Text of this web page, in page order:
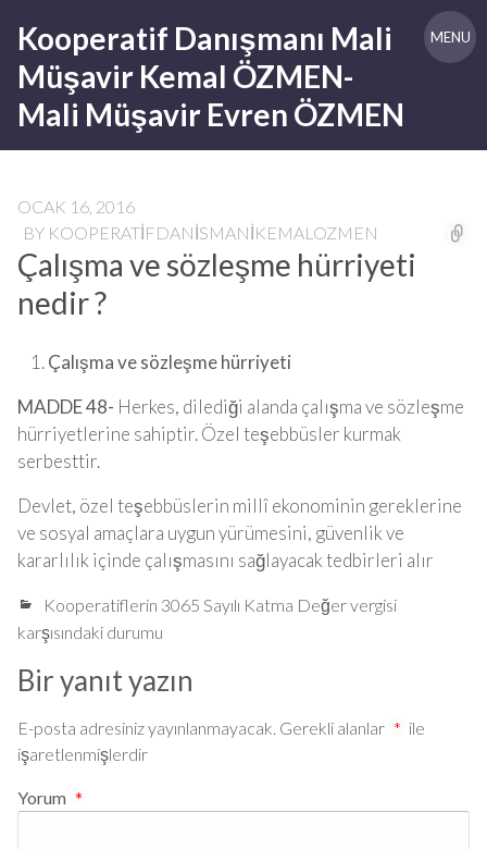
content
Kooperatif Danışmanı Mali
Müşavir Kemal ÖZMEN-
Mali Müşavir Evren ÖZMEN
MENU
OCAK 16, 2016
BY KOOPERATIFDANISMANIKEMALOZMEN
Çalışma ve sözleşme hürriyeti
nedir ?
Çalışma ve sözleşme hürriyeti
MADDE 48- Herkes, dilediği alanda çalışma ve sözleşme
hürriyetlerine sahiptir. Özel teşebbüsler kurmak
serbesttir.
Devlet, özel teşebbüslerin millî ekonominin gereklerine
ve sosyal amaçlara uygun yürümesini, güvenlik ve
kararlılık içinde çalışmasını sağlayacak tedbirleri alır
Kooperatiflerin 3065 Sayılı Katma Değer vergisi
karşısındaki durumu
Bir yanıt yazın
E-posta adresiniz yayınlanmayacak. Gerekli alanlar * ile
işaretlenmişlerdir
Yorum *